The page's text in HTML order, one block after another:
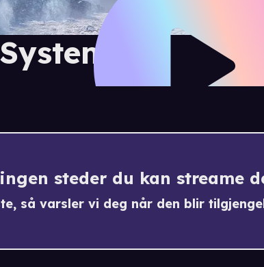
steder du kan streame
så varsler vi deg når den blir